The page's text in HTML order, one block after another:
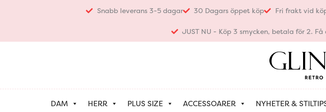
Snabb leverans 3-5 dagar 30 Dagars öppet köp Fri frakt vid
JUST NU - Köp 3 smycken, betala för 2.
DAM HERR PLUS SIZE ACCESSOARER NYHETER &